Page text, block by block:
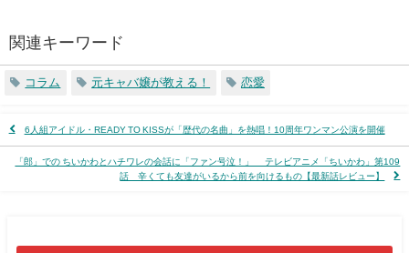
関連キーワード
コラム 元キャバ嬢が教える！ 恋愛
6人組アイドル・READY TO KISSが「歴代の名曲」を熱唱！10周年ワンマン公演を開催
「郎」での ちいかわとハチワレの会話に「ファン号泣！」 テレビアニメ「ちいかわ」第109
話 辛くても友達がいるから前を向けるもの【最新話レビュー】